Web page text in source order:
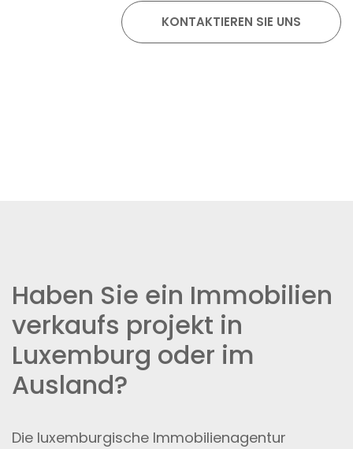
Haben Sie ein Immobilien
verkaufs projekt in
Luxemburg oder im
Ausland?
Die luxemburgische Immobilienagentur